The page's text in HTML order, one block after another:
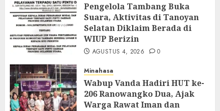
Pengelola Tambang Buka
Suara, Aktivitas di Tanoyan
Selatan Diklaim Berada di
WIUP Berizin
AGUSTUS 4, 2026 0
Minahasa
Wabup Vanda Hadiri HUT ke-
206 Ranowangko Dua, Ajak
Warga Rawat Iman dan